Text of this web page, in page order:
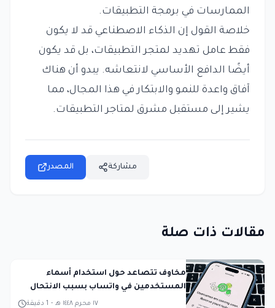
الممارسات في برمجة التطبيقات.
خلاصة القول إن الذكاء الاصطناعي قد لا يكون
فقط عامل تهديد لمتجر التطبيقات، بل قد يكون
أيضًا الدافع الأساسي لانتعاشه. يبدو أن هناك
آفاق واعدة للنمو والابتكار في هذا المجال، مما
يشير إلى مستقبل مشرق لمتاجر التطبيقات.
المصدر مشاركة
مقالات ذات صلة
مخاوف تتصاعد حول استخدام أسماء
المستخدمين في واتساب بسبب الانتحال
1 دقيقة - ١٧ محرم ١٤٤٨ هـ